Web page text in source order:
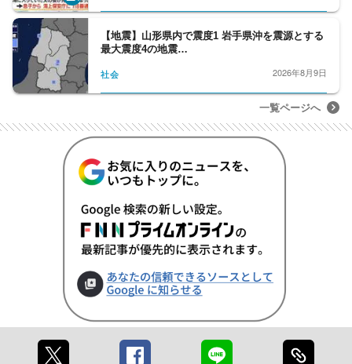
【地震】山形県内で震度1 岩手県沖を震源とする
最大震度4の地震…
社会 2026年8月9日
一覧ページへ